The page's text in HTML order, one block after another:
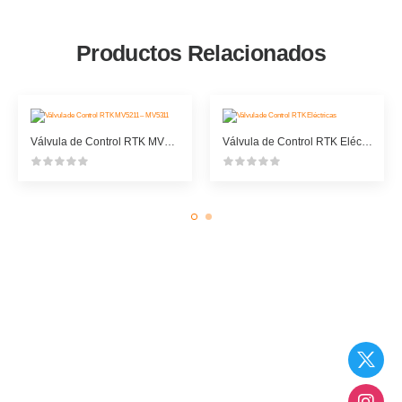
Productos Relacionados
Válvula de Control RTK MV5211 – MV5311 Válvula de Control RTK Eléctricas